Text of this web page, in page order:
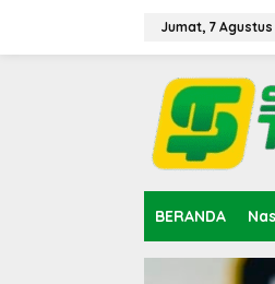
Jumat, 7 Agustus
BERANDA